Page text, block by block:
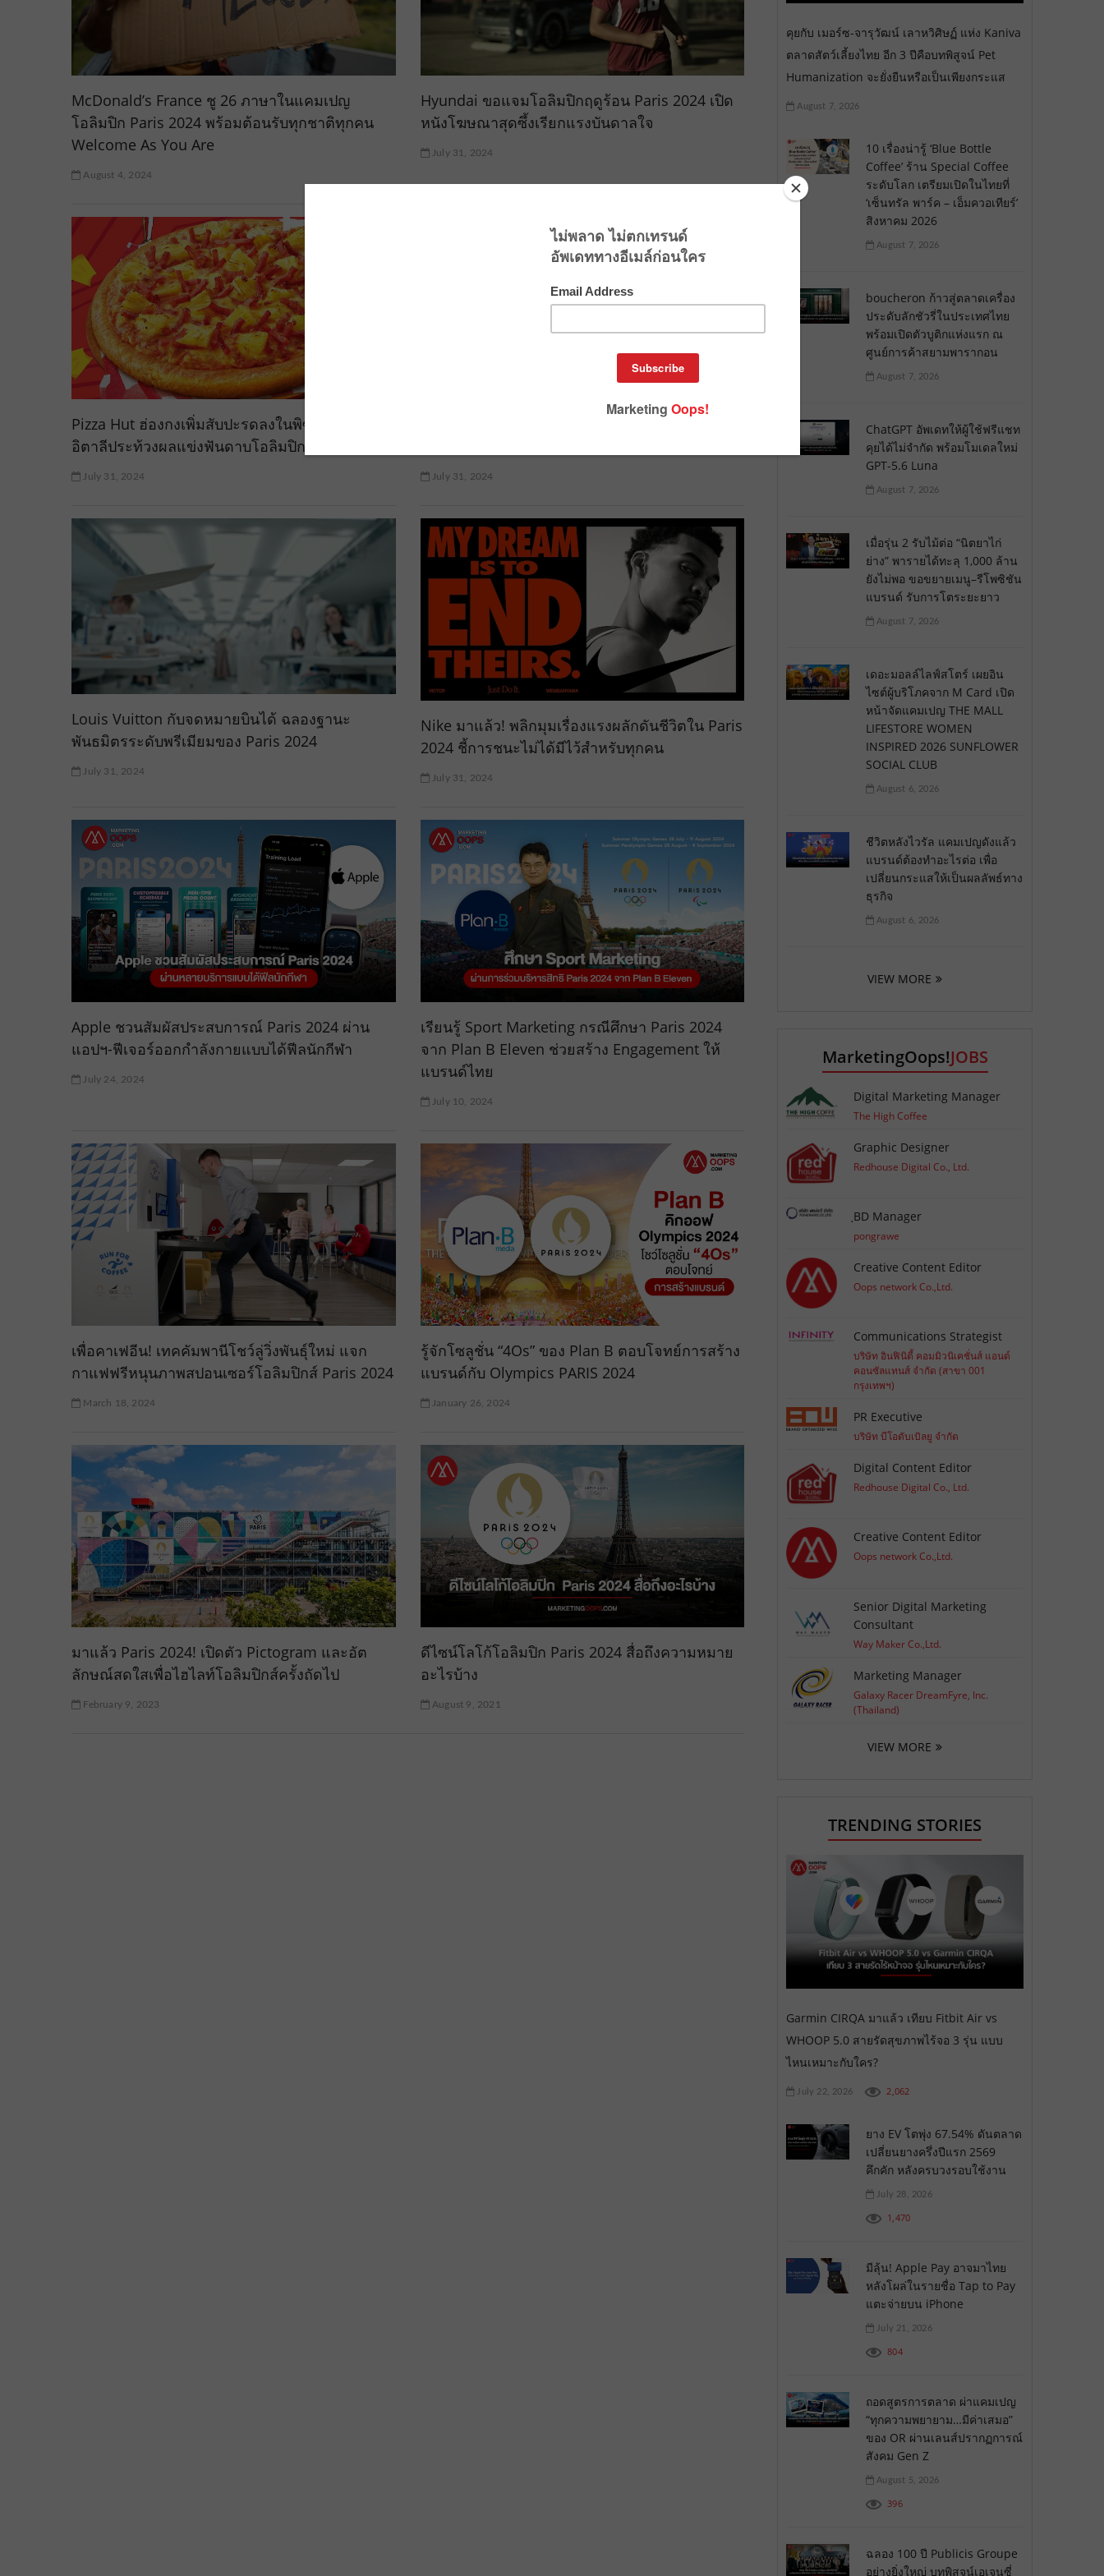
McDonald’s France ชู 26 ภาษาในแคมเปญ
โอลิมปิก Paris 2024 พร้อมต้อนรับทุกชาติทุกคน
Welcome As You Are
August 4, 2024
Hyundai ขอแจมโอลิมปิกฤดูร้อน Paris 2024 เปิด
หนังโฆษณาสุดซึ้งเรียกแรงบันดาลใจ
July 31, 2024
Pizza Hut ฮ่องกงเพิ่มสับปะรดลงในพิซซ่า หลัง
อิตาลีประท้วงผลแข่งฟันดาบโอลิมปิก Paris 2024
July 31, 2024
Visa ขอฉลองให้ทีมอินเดีย จุดประกายเงินพร้อม
July 31, 2024
Louis Vuitton กับจดหมายบินได้ ฉลองฐานะ
พันธมิตรระดับพรีเมียมของ Paris 2024
July 31, 2024
Nike มาแล้ว! พลิกมุมเรื่องแรงผลักดันชีวิตใน Paris
2024 ชี้การชนะไม่ได้มีไว้สำหรับทุกคน
July 31, 2024
Apple ชวนสัมผัสประสบการณ์ Paris 2024 ผ่าน
แอปฯ-ฟีเจอร์ออกกำลังกายแบบได้ฟีลนักกีฬา
July 24, 2024
เรียนรู้ Sport Marketing กรณีศึกษา Paris 2024
จาก Plan B Eleven ช่วยสร้าง Engagement ให้
แบรนด์ไทย
July 10, 2024
เพื่อคาเฟอีน! เทคคัมพานีโชว์ลู่วิ่งพันธุ์ใหม่ แจก
กาแฟฟรีหนุนภาพสปอนเซอร์โอลิมปิกส์ Paris 2024
March 18, 2024
รู้จักโซลูชั่น “4Os” ของ Plan B ตอบโจทย์การสร้าง
แบรนด์กับ Olympics PARIS 2024
January 26, 2024
มาแล้ว Paris 2024! เปิดตัว Pictogram และอัต
ลักษณ์สดใสเพื่อไฮไลท์โอลิมปิกส์ครั้งถัดไป
February 9, 2023
ดีไซน์โลโก้โอลิมปิก Paris 2024 สื่อถึงความหมาย
อะไรบ้าง
August 9, 2021
คุยกับ เมอร์ซ-จารุวัฒน์ เลาหวิศิษฏ์ แห่ง Kaniva
ตลาดสัตว์เลี้ยงไทย อีก 3 ปีคือบทพิสูจน์ Pet
Humanization จะยั่งยืนหรือเป็นเพียงกระแส
August 7, 2026
10 เรื่องน่ารู้ ‘Blue Bottle
Coffee’ ร้าน Special Coffee
ระดับโลก เตรียมเปิดในไทยที่
‘เซ็นทรัล พาร์ค – เอ็มควอเทียร์’
สิงหาคม 2026
August 7, 2026
boucheron ก้าวสู่ตลาดเครื่อง
ประดับลักชัวรี่ในประเทศไทย
พร้อมเปิดตัวบูติกแห่งแรก ณ
ศูนย์การค้าสยามพารากอน
August 7, 2026
ChatGPT อัพเดทให้ผู้ใช้ฟรีแชท
คุยได้ไม่จำกัด พร้อมโมเดลใหม่
GPT-5.6 Luna
August 7, 2026
เมื่อรุ่น 2 รับไม้ต่อ “นิตยาไก่
ย่าง” พารายได้ทะลุ 1,000 ล้าน
ยังไม่พอ ขอขยายเมนู–รีโพซิชัน
แบรนด์ รับการโตระยะยาว
August 7, 2026
เดอะมอลล์ไลฟ์สโตร์ เผยอิน
ไซต์ผู้บริโภคจาก M Card เปิด
หน้าจัดแคมเปญ THE MALL
LIFESTORE WOMEN
INSPIRED 2026 SUNFLOWER
SOCIAL CLUB
August 6, 2026
ชีวิตหลังไวรัล แคมเปญดังแล้ว
แบรนด์ต้องทำอะไรต่อ เพื่อ
เปลี่ยนกระแสให้เป็นผลลัพธ์ทาง
ธุรกิจ
August 6, 2026
VIEW MORE
MarketingOops!JOBS
Digital Marketing Manager
The High Coffee
Graphic Designer
Redhouse Digital Co., Ltd.
ฺBD Manager
pongrawe
Creative Content Editor
Oops network Co.,Ltd.
Communications Strategist
บริษัท อินฟินิตี้ คอมมิวนิเคชั่นส์ แอนด์
คอนซัลแทนส์ จำกัด (สาขา 001
กรุงเทพฯ)
PR Executive
บริษัท บีโอดับเบิลยู จำกัด
Digital Content Editor
Redhouse Digital Co., Ltd.
Creative Content Editor
Oops network Co.,Ltd.
Senior Digital Marketing
Consultant
Way Maker Co.,Ltd.
Marketing Manager
Galaxy Racer DreamFyre, Inc.
(Thailand)
VIEW MORE
TRENDING STORIES
Garmin CIRQA มาแล้ว เทียบ Fitbit Air vs
WHOOP 5.0 สายรัดสุขภาพไร้จอ 3 รุ่น แบบ
ไหนเหมาะกับใคร?
July 22, 2026 2,062
ยาง EV โตพุ่ง 67.54% ดันตลาด
เปลี่ยนยางครึ่งปีแรก 2569
คึกคัก หลังครบวงรอบใช้งาน
July 28, 2026
1,470
มีลุ้น! Apple Pay อาจมาไทย
หลังโผล่ในรายชื่อ Tap to Pay
แตะจ่ายบน iPhone
July 21, 2026
804
ถอดสูตรการตลาด ผ่าแคมเปญ
“ทุกความพยายาม…มีค่าเสมอ”
ของ OR ผ่านเลนส์ปรากฏการณ์
สังคม Gen Z
August 5, 2026
396
ฉลอง 100 ปี Publicis Groupe
อย่างยิ่งใหญ่ บทพิสูจน์เอเจนซี่